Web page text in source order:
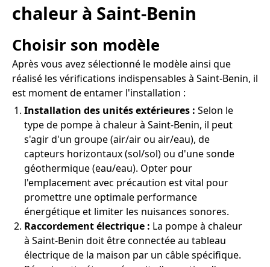
chaleur à Saint-Benin
Choisir son modèle
Après vous avez sélectionné le modèle ainsi que
réalisé les vérifications indispensables à Saint-Benin, il
est moment de entamer l'installation :
Installation des unités extérieures : Selon le
type de pompe à chaleur à Saint-Benin, il peut
s'agir d'un groupe (air/air ou air/eau), de
capteurs horizontaux (sol/sol) ou d'une sonde
géothermique (eau/eau). Opter pour
l'emplacement avec précaution est vital pour
promettre une optimale performance
énergétique et limiter les nuisances sonores.
Raccordement électrique : La pompe à chaleur
à Saint-Benin doit être connectée au tableau
électrique de la maison par un câble spécifique.